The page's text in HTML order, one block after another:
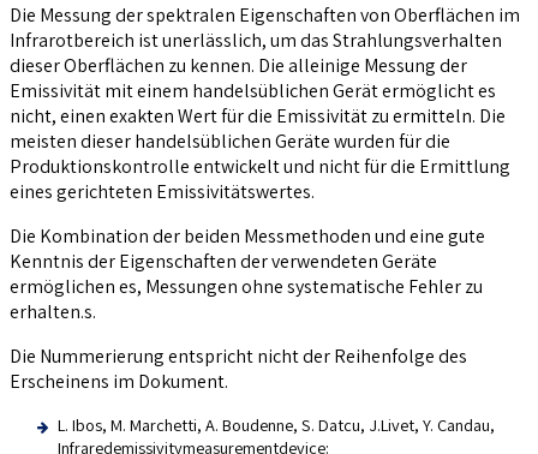
Die Messung der spektralen Eigenschaften von Oberflächen im
Infrarotbereich ist unerlässlich, um das Strahlungsverhalten
dieser Oberflächen zu kennen. Die alleinige Messung der
Emissivität mit einem handelsüblichen Gerät ermöglicht es
nicht, einen exakten Wert für die Emissivität zu ermitteln. Die
meisten dieser handelsüblichen Geräte wurden für die
Produktionskontrolle entwickelt und nicht für die Ermittlung
eines gerichteten Emissivitätswertes.
Die Kombination der beiden Messmethoden und eine gute
Kenntnis der Eigenschaften der verwendeten Geräte
ermöglichen es, Messungen ohne systematische Fehler zu
erhalten.s.
Die Nummerierung entspricht nicht der Reihenfolge des
Erscheinens im Dokument.
L. Ibos, M. Marchetti, A. Boudenne, S. Datcu, J.Livet, Y. Candau,
Infraredemissivitymeasurementdevice: